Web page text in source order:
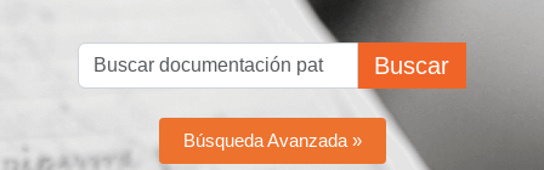
Buscar
Búsqueda Avanzada »